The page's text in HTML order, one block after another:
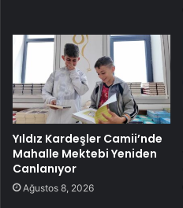
Yıldız Kardeşler Camii’nde
Mahalle Mektebi Yeniden
Canlanıyor
Ağustos 8, 2026